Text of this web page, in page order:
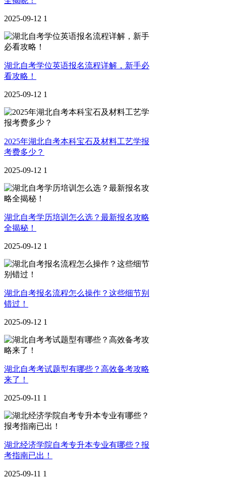
2025-09-12 1
湖北自考学位英语报名流程详解，新手必
看攻略！
2025-09-12 1
2025年湖北自考本科宝石及材料工艺学报
考费多少？
2025-09-12 1
湖北自考学历培训怎么选？最新报名攻略
全揭秘！
2025-09-12 1
湖北自考报名流程怎么操作？这些细节别
错过！
2025-09-12 1
湖北自考考试题型有哪些？高效备考攻略
来了！
2025-09-11 1
湖北经济学院自考专升本专业有哪些？报
考指南已出！
2025-09-11 1